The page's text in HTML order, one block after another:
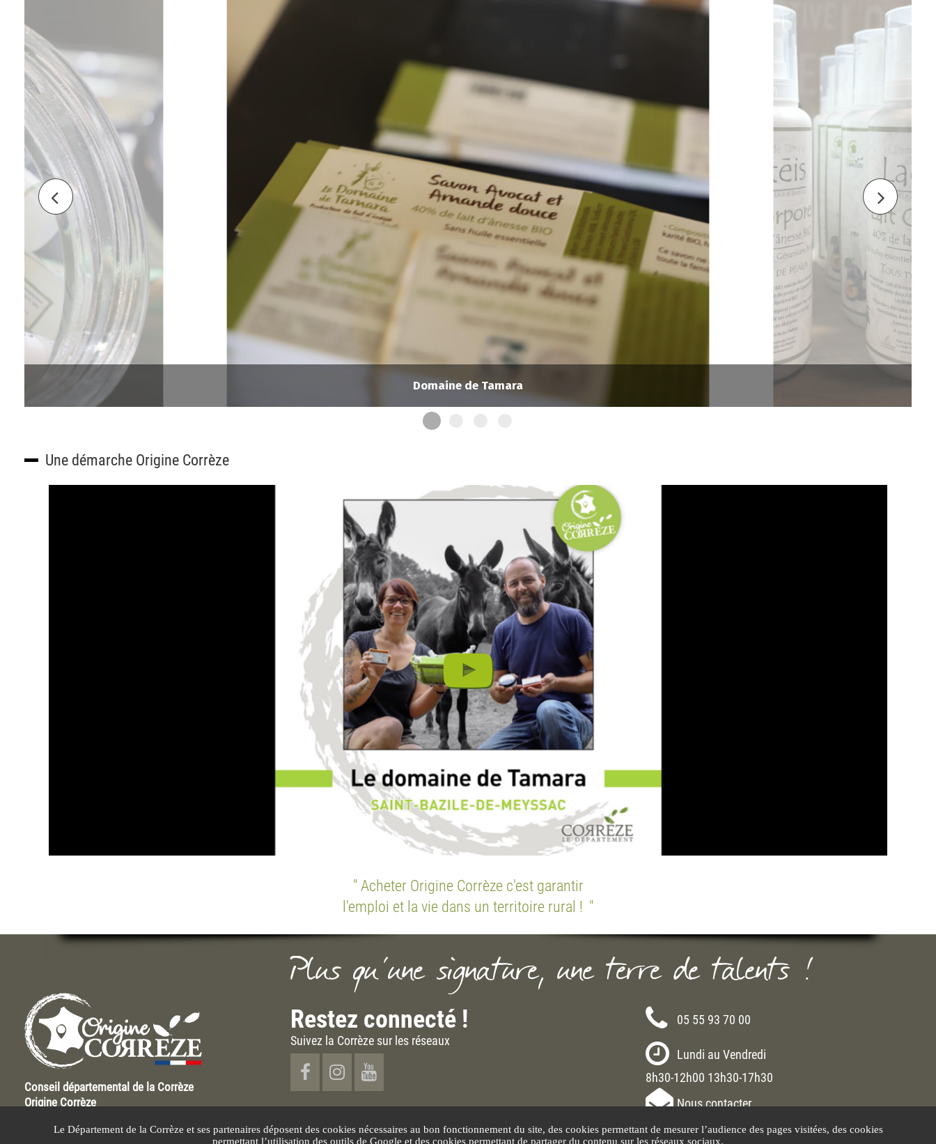
Domaine de Tamara
Une démarche Origine Corrèze
" Acheter Origine Corrèze c'est garantir
l'emploi et la vie dans un territoire rural ! "
Plus qu'une signature, une terre de talents !
Conseil départemental de la Corrèze
Origine Corrèze
9 rue René et Emile Fage
Restez connecté !
Suivez la Corrèze sur les réseaux
05 55 93 70 00
Lundi au Vendredi
8h30-12h00 13h30-17h30
Nous contacter
Le Département de la Corrèze et ses partenaires déposent des cookies nécessaires au bon fonctionnement du site, des cookies permettant de mesurer l’audience des pages visitées, des cookies
permettant l’utilisation des outils de Google et des cookies permettant de partager du contenu sur les réseaux sociaux.